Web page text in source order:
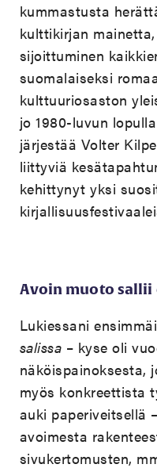
kummastusta
kulttikirjan
sijoittuminen
suomalaiseksi
kulttuuriosaston
jo 1980-luvun
järjestää Volter
liittyviä
kehittynyt yksi
Avoin muoto
Lukiessani
salissa – kyse oli
näköispainoksesta,
myös konkreettista
auki paperiveitsellä
avoimesta
sivukertomusten,